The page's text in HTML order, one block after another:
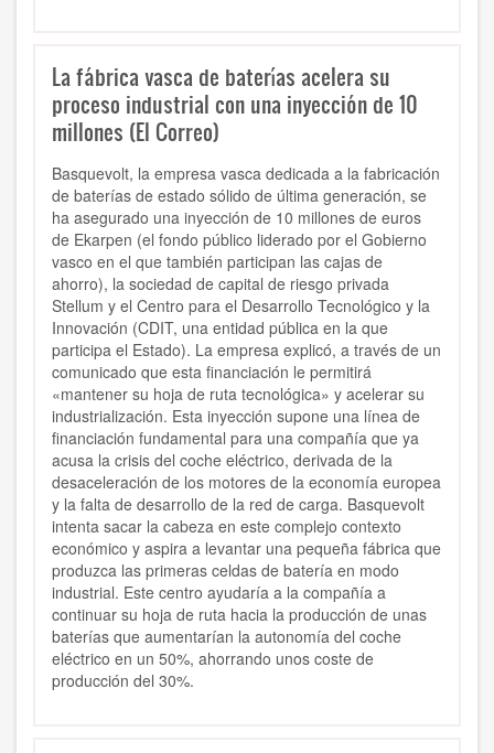
La fábrica vasca de baterías acelera su
proceso industrial con una inyección de 10
millones (El Correo)
Basquevolt, la empresa vasca dedicada a la fabricación
de baterías de estado sólido de última generación, se
ha asegurado una inyección de 10 millones de euros
de Ekarpen (el fondo público liderado por el Gobierno
vasco en el que también participan las cajas de
ahorro), la sociedad de capital de riesgo privada
Stellum y el Centro para el Desarrollo Tecnológico y la
Innovación (CDIT, una entidad pública en la que
participa el Estado). La empresa explicó, a través de un
comunicado que esta financiación le permitirá
«mantener su hoja de ruta tecnológica» y acelerar su
industrialización. Esta inyección supone una línea de
financiación fundamental para una compañía que ya
acusa la crisis del coche eléctrico, derivada de la
desaceleración de los motores de la economía europea
y la falta de desarrollo de la red de carga. Basquevolt
intenta sacar la cabeza en este complejo contexto
económico y aspira a levantar una pequeña fábrica que
produzca las primeras celdas de batería en modo
industrial. Este centro ayudaría a la compañía a
continuar su hoja de ruta hacia la producción de unas
baterías que aumentarían la autonomía del coche
eléctrico en un 50%, ahorrando unos coste de
producción del 30%.